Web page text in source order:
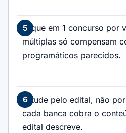
Foque em 1 concurso por
múltiplas só compensam
programáticos parecidos.
Estude pelo edital, não
cada banca cobra o
edital descreve.